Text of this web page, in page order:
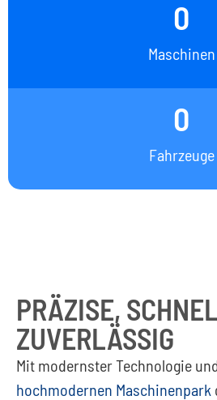
Maschinen
0
Fahrzeuge
0
PRÄZISE,
ZUVERLÄSSIG
Mit modernster Technologie
hochmodernen Maschinenpark